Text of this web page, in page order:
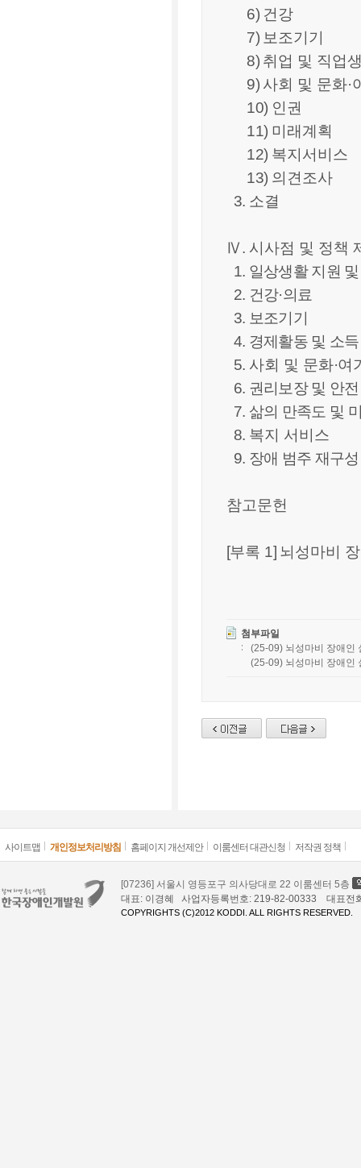
6) 건강
7) 보조기기
8) 취업 및 직업
9) 사회 및 문화·
10) 인권
11) 미래계획
12) 복지서비스
13) 의견조사
3. 소결
Ⅳ. 시사점 및 정책
1. 일상생활 지원
2. 건강·의료
3. 보조기기
4. 경제활동 및 소
5. 사회 및 문화·여
6. 권리보장 및 안전
7. 삶의 만족도 및
8. 복지 서비스
9. 장애 범주 재구
참고문헌
[부록 1] 뇌성마비
첨부파일
(25-09) 뇌성마비 장애인
(25-09) 뇌성마비 장애인
사이트맵 개인정보처리방침 홈페이지 개선제안 이룸센터 대관신청 저작권 정책
[07236] 서울시 영등포구 의사당대로 22 이룸센터 5층
대표: 이경혜 사업자등록번호: 219-82-00333 대표
COPYRIGHTS (C)2012 KODDI. ALL RIGHTS RESERVED.